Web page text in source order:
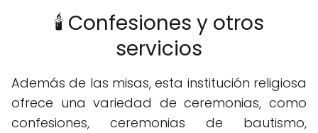
🕯️ Confesiones y otros
servicios
Además de las misas, esta institución religiosa
ofrece una variedad de ceremonias, como
confesiones, ceremonias de bautismo,